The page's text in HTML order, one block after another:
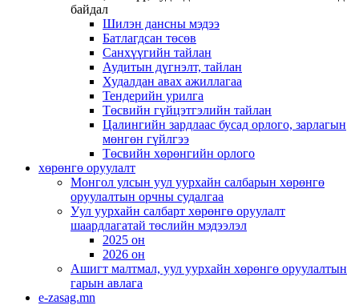
байдал
Шилэн дансны мэдээ
Батлагдсан төсөв
Санхүүгийн тайлан
Аудитын дүгнэлт, тайлан
Худалдан авах ажиллагаа
Тендерийн урилга
Төсвийн гүйцэтгэлийн тайлан
Цалингийн зардлаас бусад орлого, зарлагын
мөнгөн гүйлгээ
Төсвийн хөрөнгийн орлого
хөрөнгө оруулалт
Монгол улсын уул уурхайн салбарын хөрөнгө
оруулалтын орчны судалгаа
Уул уурхайн салбарт хөрөнгө оруулалт
шаардлагатай төслийн мэдээлэл
2025 он
2026 он
Ашигт малтмал, уул уурхайн хөрөнгө оруулалтын
гарын авлага
e-zasag.mn